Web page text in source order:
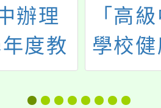
辦理
年度教
親職教
「高
學校
育指